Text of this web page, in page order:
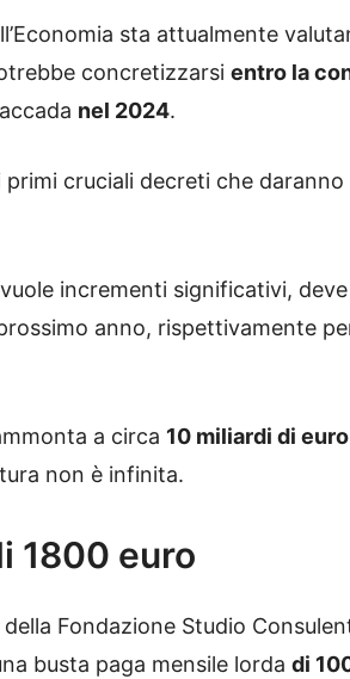
sta attualmente
concretizzarsi entro la
nel 2024.
primi cruciali decreti che
incrementi significativi,
anno, rispettivamente
a circa 10 miliardi di euro
non è infinita.
1800 euro
Fondazione Studio
busta paga mensile lorda di